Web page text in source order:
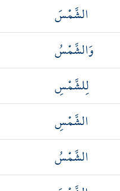
الشَّمْسَ
وَالشَّمْسُ
لِلشَّمْسِ
الشَّمْسِ
الشَّمْسُ